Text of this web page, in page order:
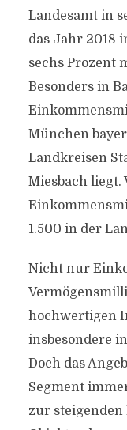
Landesamt in
das Jahr 2018
sechs Prozent
Besonders in
München
Landkreisen
Miesbach liegt.
1.500 in der
Nicht nur
hochwertigen
insbesondere
Doch das
Segment
zur steigenden